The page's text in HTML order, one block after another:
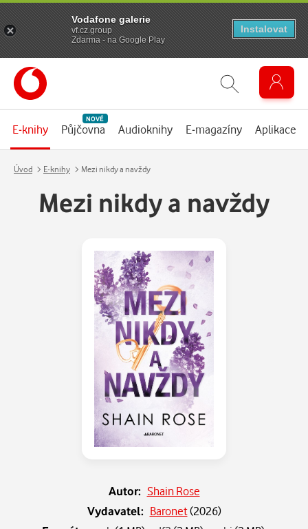
E-knihy Půjčovna
NOVÉ
Audioknihy E-magazíny Aplikace
Úvod E-knihy Mezi nikdy a navždy
Mezi nikdy a navždy
Autor: Shain Rose
Vydavatel: Baronet(2026)
Vodafone galerie
vf.cz.group
Zdarma - na Google Play
Instalovat